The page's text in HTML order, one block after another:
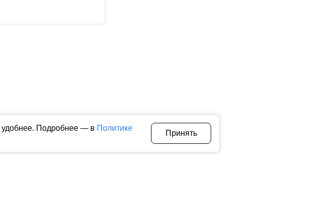
удобнее. Подробнее — в Политике
Принять